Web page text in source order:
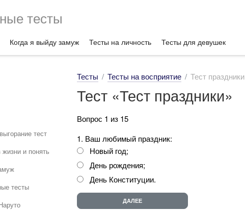
тесты
Когда я выйду замуж Тесты на личность Тесты для девушек
тест
и понять
тесты
Тесты Тесты на восприятие Тест праздники
Тест «Тест праздники»
Вопрос 1 из 15
1. Ваш любимый праздник:
Новый год;
День рождения;
День Конституции.